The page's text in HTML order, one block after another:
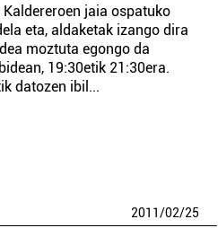
jaia ospatuko
eta, aldaketak izango dira
moztuta egongo da
19:30etik 21:30era.
datozen ibil...
2011/02/25